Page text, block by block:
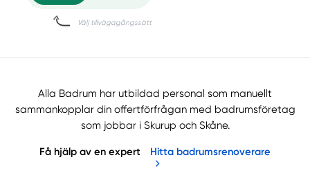
Alla Badrum har utbildad personal som manuellt
sammankopplar din offertförfrågan med badrumsföretag
som jobbar i Skurup och Skåne.
Få hjälp av en expert Hitta badrumsrenoverare